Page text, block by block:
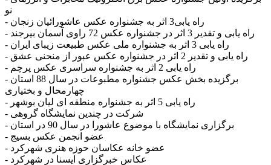
نو
- راه یابی3 اثر به جشنواره عکس عاشورائیان زنجان
- راه یابی و تقدیر 3 اثر در جشنواره عکس 72 راوی آسمان بیرجند
- راه یابی 3 اثر به جشنواره ملی عکس طبیعت زیبای ایران
- راه یابی و تقدیر 2 اثر در جشنواره عکس عبور از منحنی عشق
- راه یابی 2 اثر به جشنواره سراسری عکس پرچم
- برگزیده بخش عکس جشنواره مطبوعات در سال 88 استان
چهارمحال و بختیاری
- راه یابی 5 اثر به جشنواره منطقه ای لیان بوشهر
- شرکت در چندین نمایشگاه گروهی
- برگزاری نمایشگاه با موضوع عاشورا در سال 90 در استان
- عضو انجمن عکس بسیج
- عضو خانه عکاسان حوزه هنری شهرکرد
- عکاس خبرگزاری ایسنا در شهرکرد